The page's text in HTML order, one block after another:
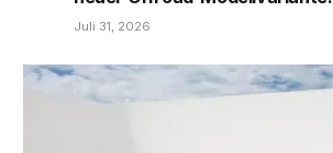
Juli 31, 2026